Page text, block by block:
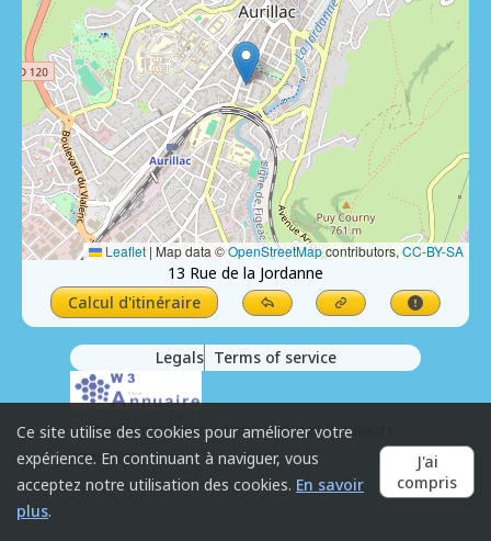
Leaflet | Map data ©OpenStreetMapcontributors, CC-BY-SA
13 Rue de la Jordanne
Calcul d'itinéraire
Legals Terms of service
Ce site utilise des cookies pour améliorer votre
expérience. En continuant à naviguer, vous
acceptez notre utilisation des cookies. En savoir
plus.
J'ai
compris